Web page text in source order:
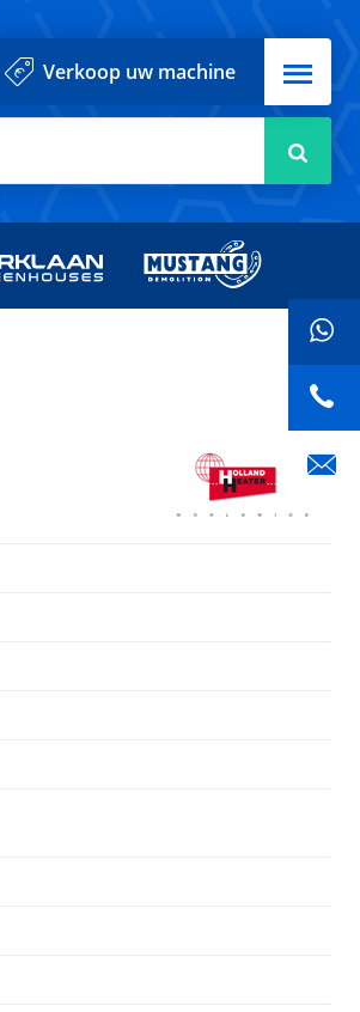
Verkoop uw machine Menu